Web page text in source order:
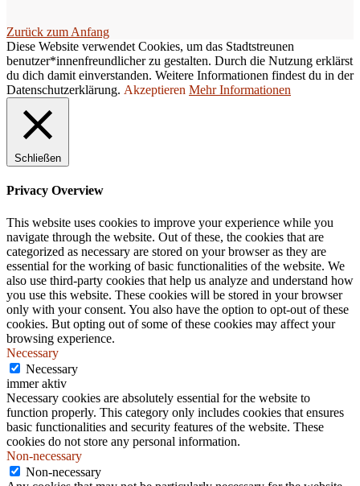
l
e
e
Zurück zum Anfang
Diese Website verwendet Cookies, um das Stadtstreunen
benutzer*innenfreundlicher zu gestalten. Durch die Nutzung erklärst
du dich damit einverstanden. Weitere Informationen findest du in der
Datenschutzerklärung. Akzeptieren Mehr Informationen
Schließen
Privacy Overview
This website uses cookies to improve your experience while you
navigate through the website. Out of these, the cookies that are
categorized as necessary are stored on your browser as they are
essential for the working of basic functionalities of the website. We
also use third-party cookies that help us analyze and understand how
you use this website. These cookies will be stored in your browser
only with your consent. You also have the option to opt-out of these
cookies. But opting out of some of these cookies may affect your
browsing experience.
Necessary
Necessary
immer aktiv
Necessary cookies are absolutely essential for the website to
function properly. This category only includes cookies that ensures
basic functionalities and security features of the website. These
cookies do not store any personal information.
Non-necessary
Non-necessary